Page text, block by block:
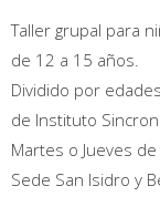
Taller grupal para
de 12 a 15 años.
Dividido por
de Instituto
Martes o Jueves
Sede San Isidro y